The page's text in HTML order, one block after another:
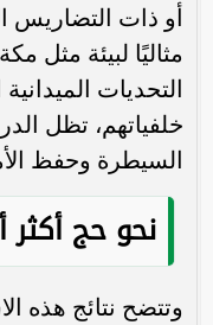
أو ذات التضاريس
مثاليًا لبيئة مثل
التحديات
خلفياتهم، تظل
السيطرة وحفظ
نحو حج أكثر
وتتضح نتائج هذه